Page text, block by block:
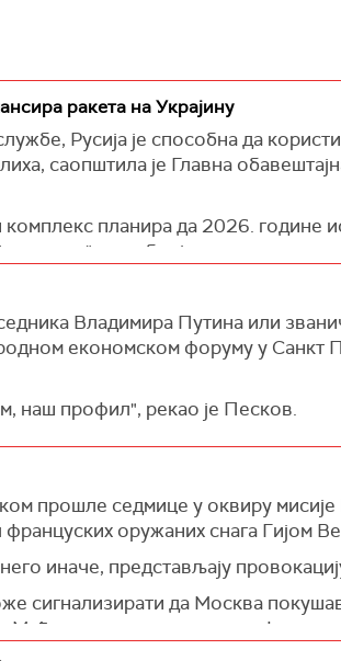
ракета на Украјину
Русија је способна да
саопштила је Главна
планира да 2026. године
исти број као и прошле
јединица.
удвостручио производњу
које окупатори користе за
480 таквих ракета, док је у 2025.
производње до 50 јединица.
испоручи до 60 хиперсоничних
Владимира Путина или
економском форуму у Санкт
наш профил", рекао је Песков.
прошле седмице у оквиру
оружаних снага Гијом
иначе, представљају
сигнализирати да Москва
Међународног економског форума